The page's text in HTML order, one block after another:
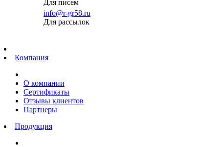
Для писем
info@r-gr58.ru
Для рассылок
Компания
О компании
Сертификаты
Отзывы клиентов
Партнеры
Продукция